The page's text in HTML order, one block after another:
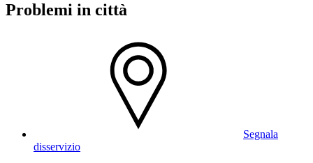
Problemi in città
Segnala
disservizio